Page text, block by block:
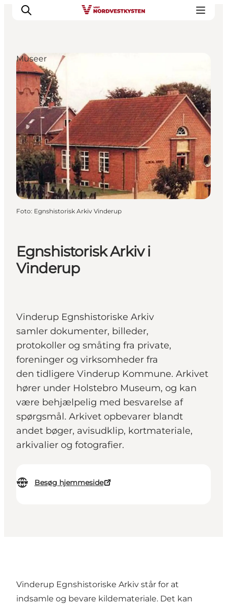
Feriesteder
Inspiration
Handicapvenlig ferie
Events
Overnatning
Planlæg din ferie
Egnshistorisk Arkiv i
Vinderup
Vinderup Egnshistoriske Arkiv
samler dokumenter, billeder,
protokoller og småting fra private,
foreninger og virksomheder fra
den tidligere Vinderup Kommune. Arkivet
hører under Holstebro Museum, og kan
være behjælpelig med besvarelse af
spørgsmål. Arkivet opbevarer blandt
andet bøger, avisudklip, kortmateriale,
arkivalier og fotografier.
Besøg hjemmeside
Museer
Foto: Egnshistorisk Arkiv Vinderup
Vinderup Egnshistoriske Arkiv står for at
indsamle og bevare kildemateriale. Det kan